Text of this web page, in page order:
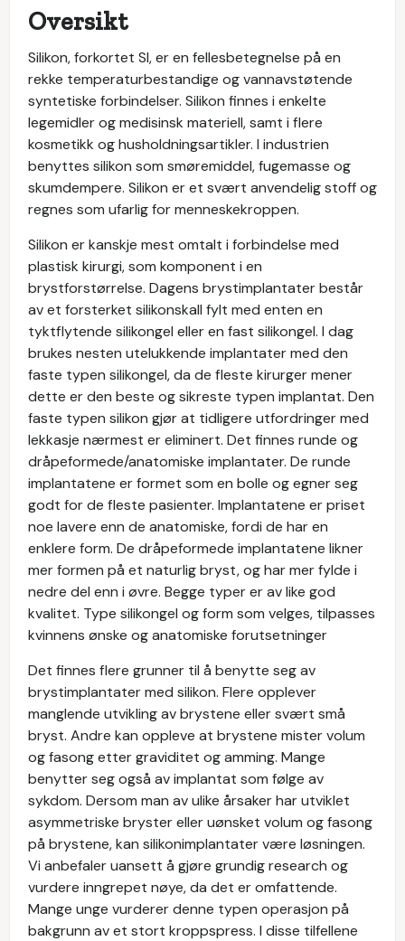
Oversikt
Silikon, forkortet SI, er en fellesbetegnelse på en
rekke temperaturbestandige og vannavstøtende
syntetiske forbindelser. Silikon finnes i enkelte
legemidler og medisinsk materiell, samt i flere
kosmetikk og husholdningsartikler. I industrien
benyttes silikon som smøremiddel, fugemasse og
skumdempere. Silikon er et svært anvendelig stoff og
regnes som ufarlig for menneskekroppen.
Silikon er kanskje mest omtalt i forbindelse med
plastisk kirurgi, som komponent i en
brystforstørrelse. Dagens brystimplantater består
av et forsterket silikonskall fylt med enten en
tyktflytende silikongel eller en fast silikongel. I dag
brukes nesten utelukkende implantater med den
faste typen silikongel, da de fleste kirurger mener
dette er den beste og sikreste typen implantat. Den
faste typen silikon gjør at tidligere utfordringer med
lekkasje nærmest er eliminert. Det finnes runde og
dråpeformede/anatomiske implantater. De runde
implantatene er formet som en bolle og egner seg
godt for de fleste pasienter. Implantatene er priset
noe lavere enn de anatomiske, fordi de har en
enklere form. De dråpeformede implantatene likner
mer formen på et naturlig bryst, og har mer fylde i
nedre del enn i øvre. Begge typer er av like god
kvalitet. Type silikongel og form som velges, tilpasses
kvinnens ønske og anatomiske forutsetninger
Det finnes flere grunner til å benytte seg av
brystimplantater med silikon. Flere opplever
manglende utvikling av brystene eller svært små
bryst. Andre kan oppleve at brystene mister volum
og fasong etter graviditet og amming. Mange
benytter seg også av implantat som følge av
sykdom. Dersom man av ulike årsaker har utviklet
asymmetriske bryster eller uønsket volum og fasong
på brystene, kan silikonimplantater være løsningen.
Vi anbefaler uansett å gjøre grundig research og
vurdere inngrepet nøye, da det er omfattende.
Mange unge vurderer denne typen operasjon på
bakgrunn av et stort kroppspress. I disse tilfellene